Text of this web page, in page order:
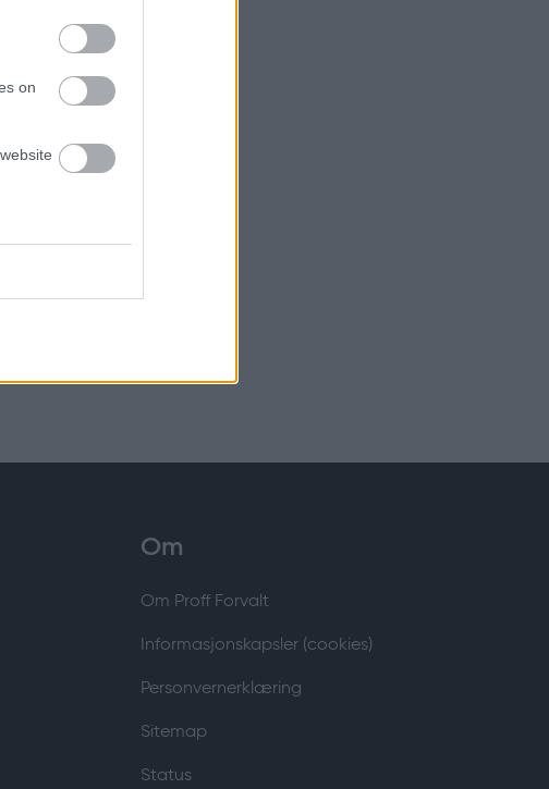
on
Om
Om Proff Forvalt
Informasjonskapsler (cookies)
Personvernerklæring
Sitemap
Status